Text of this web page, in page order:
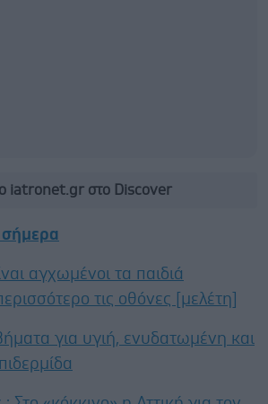
iatronet.gr στο Discover
σήμερα
αγχωμένοι τα παιδιά
τις οθόνες [μελέτη]
για υγιή, ενυδατωμένη και